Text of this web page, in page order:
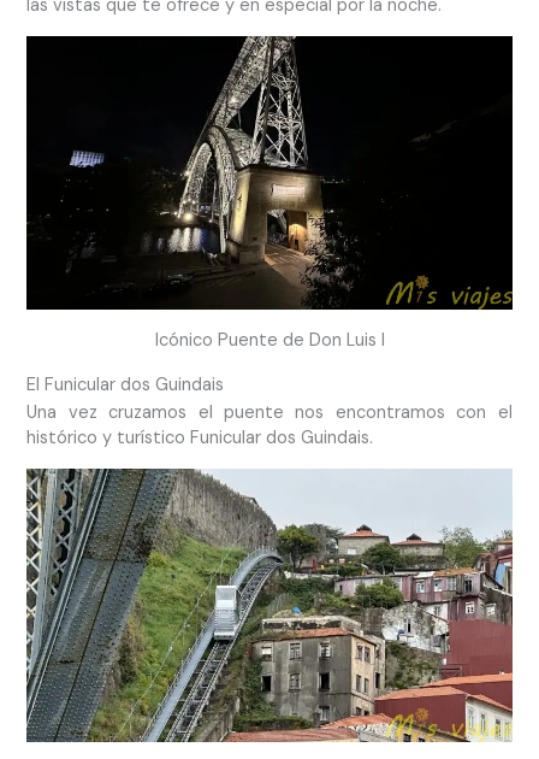
las vistas que te ofrece y en especial por la noche.
Icónico Puente de Don Luis I
El Funicular dos Guindais
Una vez cruzamos el puente nos encontramos con el
histórico y turístico Funicular dos Guindais.